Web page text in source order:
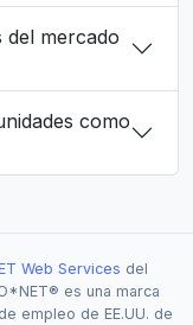
del mercado
como
Web Services del
es una marca
empleo de EE.UU. de